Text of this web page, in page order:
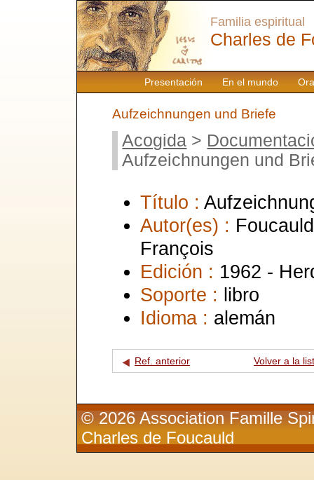
Presentación En el mundo
Familia espiritual
Charles de
Aufzeichnungen und Briefe
Acogida >
Aufzeichnungen und
Título :
Autor(es) :
François
Edición : 1962 -
Soporte : libro
Idioma : alemán
Ref. anterior Volver a la
© 2026 Association Famille
Charles de Foucauld